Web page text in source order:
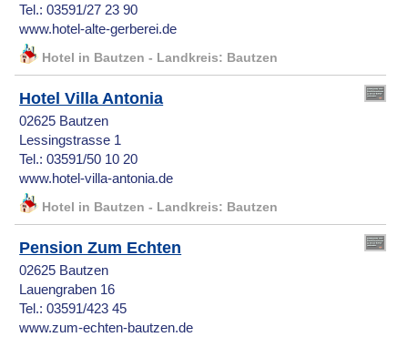
Tel.: 03591/27 23 90
www.hotel-alte-gerberei.de
Hotel in Bautzen - Landkreis: Bautzen
Hotel Villa Antonia
02625 Bautzen
Lessingstrasse 1
Tel.: 03591/50 10 20
www.hotel-villa-antonia.de
Hotel in Bautzen - Landkreis: Bautzen
Pension Zum Echten
02625 Bautzen
Lauengraben 16
Tel.: 03591/423 45
www.zum-echten-bautzen.de